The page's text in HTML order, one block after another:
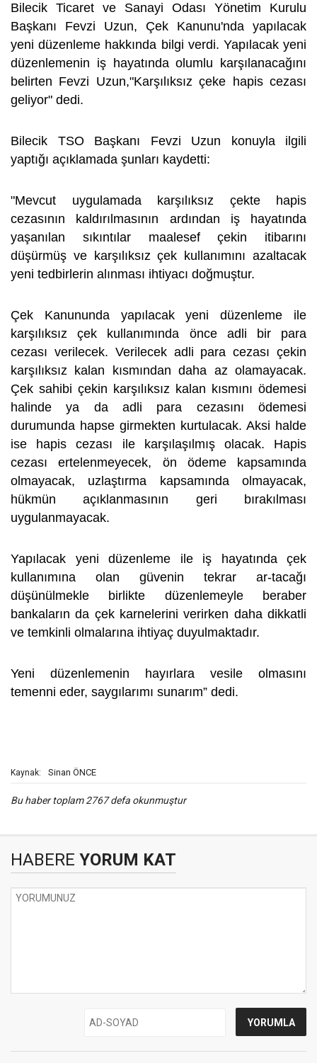
Bilecik Ticaret ve Sanayi Odası Yönetim Kurulu
Başkanı Fevzi Uzun, Çek Kanunu'nda yapılacak
yeni düzenleme hakkında bilgi verdi. Yapılacak yeni
düzenlemenin iş hayatında olumlu karşılanacağını
belirten Fevzi Uzun,"Karşılıksız çeke hapis cezası
geliyor" dedi.
Bilecik TSO Başkanı Fevzi Uzun konuyla ilgili
yaptığı açıklamada şunları kaydetti:
"Mevcut uygulamada karşılıksız çekte hapis
cezasının kaldırılmasının ardından iş hayatında
yaşanılan sıkıntılar maalesef çekin itibarını
düşürmüş ve karşılıksız çek kullanımını azaltacak
yeni tedbirlerin alınması ihtiyacı doğmuştur.
Çek Kanununda yapılacak yeni düzenleme ile
karşılıksız çek kullanımında önce adli bir para
cezası verilecek. Verilecek adli para cezası çekin
karşılıksız kalan kısmından daha az olamayacak.
Çek sahibi çekin karşılıksız kalan kısmını ödemesi
halinde ya da adli para cezasını ödemesi
durumunda hapse girmekten kurtulacak. Aksi halde
ise hapis cezası ile karşılaşılmış olacak. Hapis
cezası ertelenmeyecek, ön ödeme kapsamında
olmayacak, uzlaştırma kapsamında olmayacak,
hükmün açıklanmasının geri bırakılması
uygulanmayacak.
Yapılacak yeni düzenleme ile iş hayatında çek
kullanımına olan güvenin tekrar ar-tacağı
düşünülmekle birlikte düzenlemeyle beraber
bankaların da çek karnelerini verirken daha dikkatli
ve temkinli olmalarına ihtiyaç duyulmaktadır.
Yeni düzenlemenin hayırlara vesile olmasını
temenni eder, saygılarımı sunarım” dedi.
Kaynak: Sinan ÖNCE
Bu haber toplam 2767 defa okunmuştur
HABERE YORUM KAT